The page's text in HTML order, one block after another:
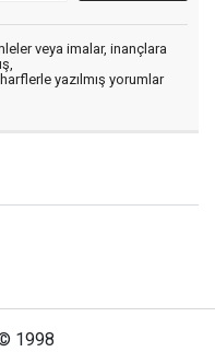
veya imalar, inançlara
yazılmış yorumlar
1998